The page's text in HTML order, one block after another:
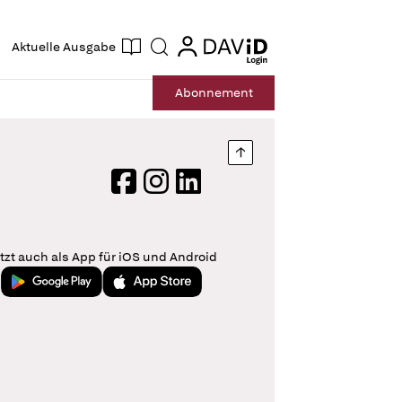
Aktuelle Ausgabe Suche login
login
Abonnement
Nach oben springen
FacebookInstagram
LinkedIn
auch als App für iOS und Android
Jetzt bei Google PlayLaden im App Store